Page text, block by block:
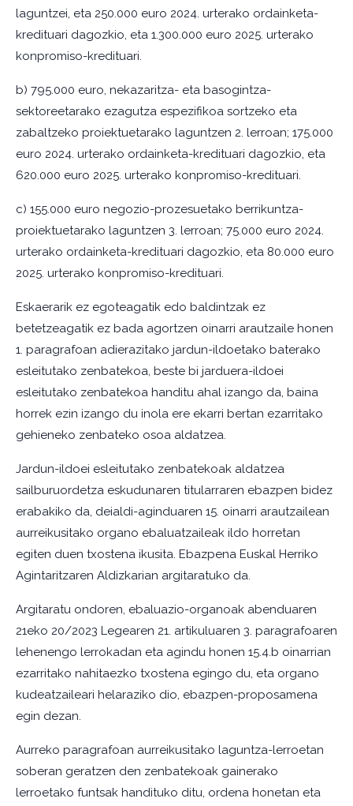
laguntzei, eta 250.000 euro 2024. urterako ordainketa-
kredituari dagozkio, eta 1.300.000 euro 2025. urterako
konpromiso-kredituari.
b) 795.000 euro, nekazaritza- eta basogintza-
sektoreetarako ezagutza espezifikoa sortzeko eta
zabaltzeko proiektuetarako laguntzen 2. lerroan; 175.000
euro 2024. urterako ordainketa-kredituari dagozkio, eta
620.000 euro 2025. urterako konpromiso-kredituari.
c) 155.000 euro negozio-prozesuetako berrikuntza-
proiektuetarako laguntzen 3. lerroan; 75.000 euro 2024.
urterako ordainketa-kredituari dagozkio, eta 80.000 euro
2025. urterako konpromiso-kredituari.
Eskaerarik ez egoteagatik edo baldintzak ez
betetzeagatik ez bada agortzen oinarri arautzaile honen
1. paragrafoan adierazitako jardun-ildoetako baterako
esleitutako zenbatekoa, beste bi jarduera-ildoei
esleitutako zenbatekoa handitu ahal izango da, baina
horrek ezin izango du inola ere ekarri bertan ezarritako
gehieneko zenbateko osoa aldatzea.
Jardun-ildoei esleitutako zenbatekoak aldatzea
sailburuordetza eskudunaren titularraren ebazpen bidez
erabakiko da, deialdi-aginduaren 15. oinarri arautzailean
aurreikusitako organo ebaluatzaileak ildo horretan
egiten duen txostena ikusita. Ebazpena Euskal Herriko
Agintaritzaren Aldizkarian argitaratuko da.
Argitaratu ondoren, ebaluazio-organoak abenduaren
21eko 20/2023 Legearen 21. artikuluaren 3. paragrafoaren
lehenengo lerrokadan eta agindu honen 15.4.b oinarrian
ezarritako nahitaezko txostena egingo du, eta organo
kudeatzaileari helaraziko dio, ebazpen-proposamena
egin dezan.
Aurreko paragrafoan aurreikusitako laguntza-lerroetan
soberan geratzen den zenbatekoak gainerako
lerroetako funtsak handituko ditu, ordena honetan eta